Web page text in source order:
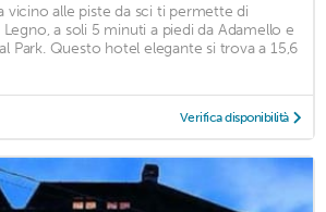
vicino alle piste da sci ti permette di
a soli 5 minuti a piedi da Adamello e
Park. Questo hotel elegante si trova a 15,6
Verifica disponibilità